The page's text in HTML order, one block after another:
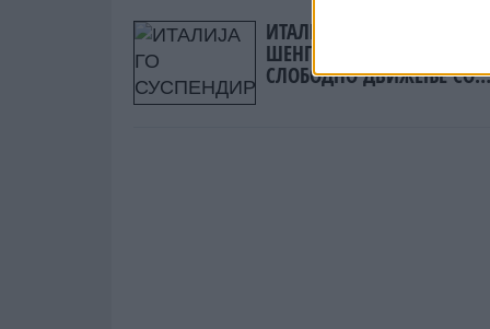
ИТАЛИЈА ГО СУСПЕНДИРАШЕ
ШЕНГЕН СИСТЕМОТ НА
СЛОБОДНО ДВИЖЕЊЕ СО
ШПАНИЈА